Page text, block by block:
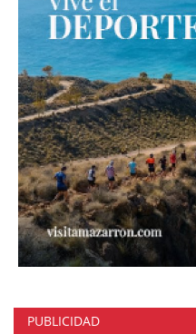
PUBLICIDAD